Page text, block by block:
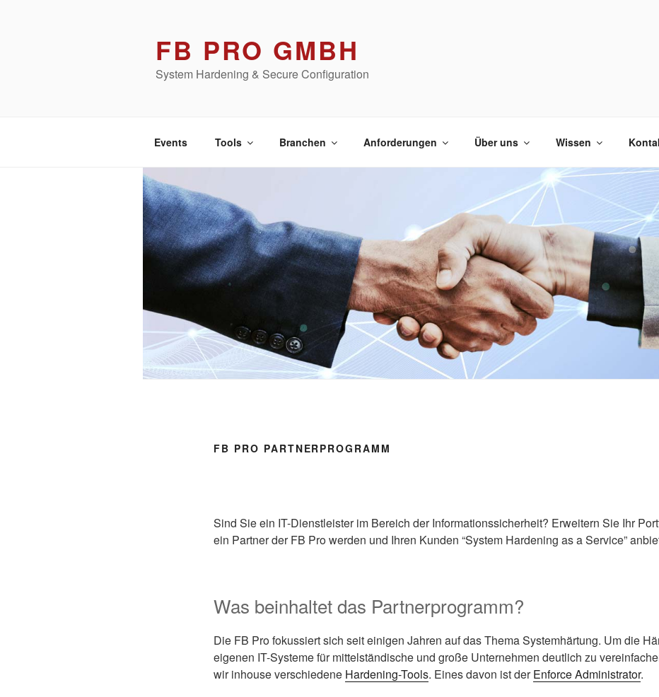
FB PRO GMBH
System Hardening & Secure Configuration
Events Tools Branchen Anforderungen Über uns Wissen
FB PRO PARTNERPROGRAMM
Sind Sie ein IT-Dienstleister im Bereich der Informationssicherheit? Erweitern Sie Ihr
ein Partner der FB Pro werden und Ihren Kunden “System Hardening as a Service”
Was beinhaltet das Partnerprogramm?
Die FB Pro fokussiert sich seit einigen Jahren auf das Thema Systemhärtung. Um die
eigenen IT-Systeme für mittelständische und große Unternehmen deutlich zu
wir inhouse verschiedene Hardening-Tools. Eines davon ist derEnforce Administrator.